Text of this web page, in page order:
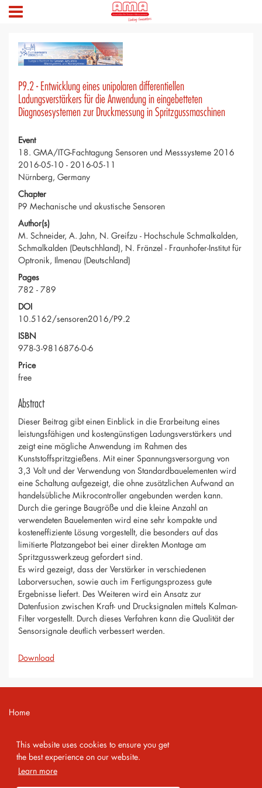
This website uses cookies to ensure you get
the best experience on our website.
Learn more
P9.2 - Entwicklung eines unipolaren differentiellen
Ladungsverstärkers für die Anwendung in eingebetteten
Diagnosesystemen zur Druckmessung in Spritzgussmaschinen
Event
18. GMA/ITG-Fachtagung Sensoren und Messsysteme 2016
2016-05-10 - 2016-05-11
Nürnberg, Germany
Chapter
P9 Mechanische und akustische Sensoren
Author(s)
M. Schneider, A. Jahn, N. Greifzu - Hochschule Schmalkalden,
Schmalkalden (Deutschhland), N. Fränzel - Fraunhofer-Institut für
Optronik, Ilmenau (Deutschland)
Pages
782 - 789
DOI
10.5162/sensoren2016/P9.2
ISBN
978-3-9816876-0-6
Price
free
Abstract
Dieser Beitrag gibt einen Einblick in die Erarbeitung eines
leistungsfähigen und kostengünstigen Ladungsverstärkers und
zeigt eine mögliche Anwendung im Rahmen des
Kunststoffspritzgießens. Mit einer Spannungsversorgung von
3,3 Volt und der Verwendung von Standardbauelementen wird
eine Schaltung aufgezeigt, die ohne zusätzlichen Aufwand an
handelsübliche Mikrocontroller angebunden werden kann.
Durch die geringe Baugröße und die kleine Anzahl an
verwendeten Bauelementen wird eine sehr kompakte und
kosteneffiziente Lösung vorgestellt, die besonders auf das
limitierte Platzangebot bei einer direkten Montage am
Spritzgusswerkzeug gefordert sind.
Es wird gezeigt, dass der Verstärker in verschiedenen
Laborversuchen, sowie auch im Fertigungsprozess gute
Ergebnisse liefert. Des Weiteren wird ein Ansatz zur
Datenfusion zwischen Kraft- und Drucksignalen mittels Kalman-
Filter vorgestellt. Durch dieses Verfahren kann die Qualität der
Sensorsignale deutlich verbessert werden.
Download
Home
Imprint
Privacy Policy